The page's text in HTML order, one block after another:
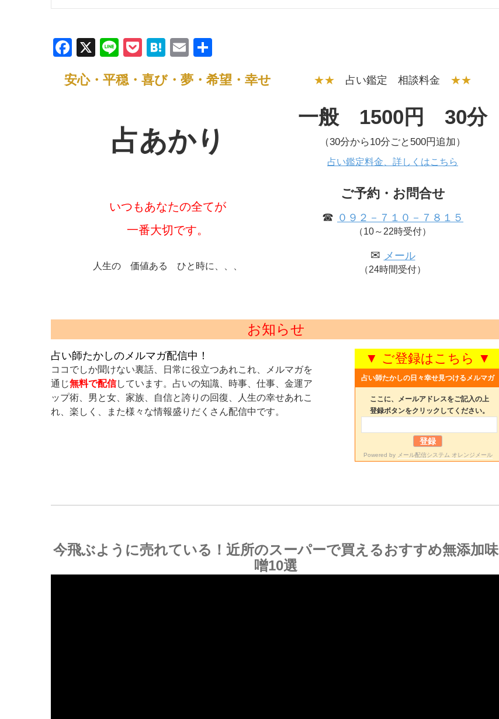
F
c
X
Li
e
P
ck
H
e
E
ail
安心・平穏・喜び・夢・希望・幸せ
占あかり
いつもあなたの全てが
一番大切です。
人生の 価値ある ひと時に、、、
★★ 占い鑑定 相談料金 ★★
一般 1500円 30分
（30分から10分ごと500円追加）
占い鑑定料金、詳しくはこちら
ご予約・お問合せ
☎ ０９２－７１０－７８１５
（10～22時受付）
✉ メール
（24時間受付）
お知らせ
占い師たかしのメルマガ配信中！
ココでしか聞けない裏話、日常に役立つあれこれ、メルマガを
通じ無料で配信しています。占いの知識、時事、仕事、金運ア
ップ術、男と女、家族、自信と誇りの回復、人生の幸せあれこ
れ、楽しく、また様々な情報盛りだくさん配信中です。
▼ ご登録はこちら ▼
占い師たかしの日々幸せ見つけるメルマガ
ここに、メールアドレスをご記入の上
登録ボタンをクリックしてください。
Powered by メール配信システム オレンジメール
今飛ぶように売れている！近所のスーパーで買えるおすすめ無添加味
噌10選